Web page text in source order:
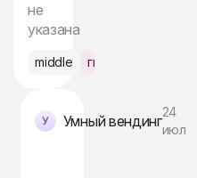
не
указана
middle гибрид Москва
Умный вендинг
24
июл